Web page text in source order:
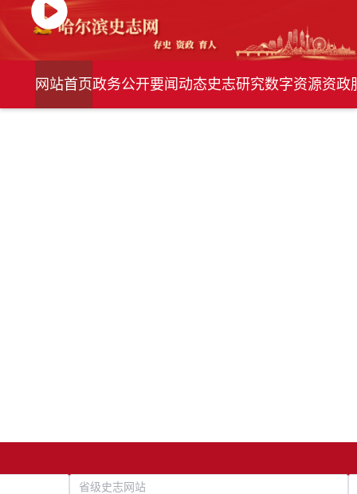
网站首页政务公开要闻动态史志研究数字资源资政
省级史志网站